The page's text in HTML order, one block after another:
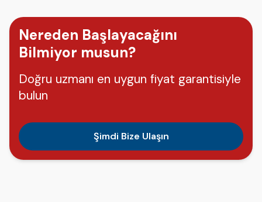
Nereden Başlayacağını
Bilmiyor musun?
Doğru uzmanı en uygun fiyat garantisiyle
bulun
Şimdi Bize Ulaşın